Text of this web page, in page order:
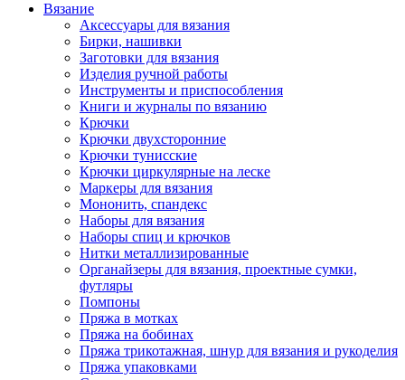
Вязание
Аксессуары для вязания
Бирки, нашивки
Заготовки для вязания
Изделия ручной работы
Инструменты и приспособления
Книги и журналы по вязанию
Крючки
Крючки двухсторонние
Крючки тунисские
Крючки циркулярные на леске
Маркеры для вязания
Мононить, спандекс
Наборы для вязания
Наборы спиц и крючков
Нитки металлизированные
Органайзеры для вязания, проектные сумки,
футляры
Помпоны
Пряжа в мотках
Пряжа на бобинах
Пряжа трикотажная, шнур для вязания и рукоделия
Пряжа упаковками